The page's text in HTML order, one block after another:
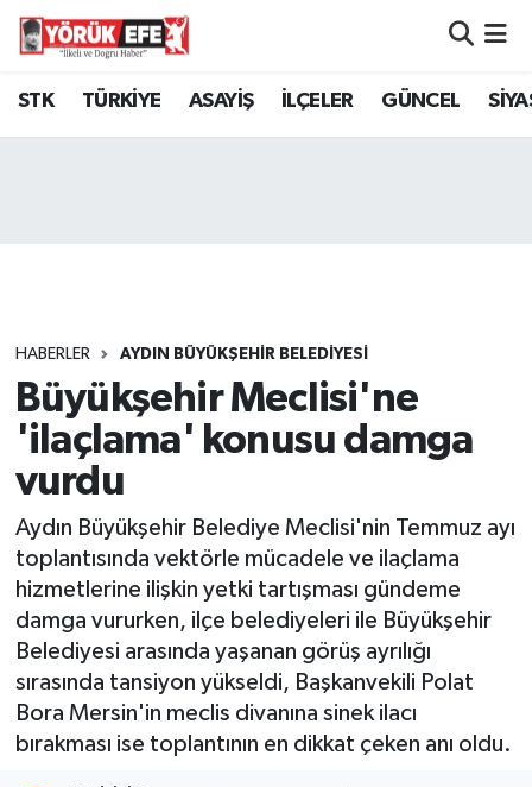
STK TÜRKİYE ASAYİŞ İLÇELER GÜNCEL
HABERLER AYDIN BÜYÜKŞEHİR BELEDİYESİ
Büyükşehir Meclisi'ne
'ilaçlama' konusu damga
vurdu
Aydın Büyükşehir Belediye Meclisi'nin Temmuz ayı
toplantısında vektörle mücadele ve ilaçlama
hizmetlerine ilişkin yetki tartışması gündeme
damga vururken, ilçe belediyeleri ile Büyükşehir
Belediyesi arasında yaşanan görüş ayrılığı
sırasında tansiyon yükseldi, Başkanvekili Polat
Bora Mersin'in meclis divanına sinek ilacı
bırakması ise toplantının en dikkat çeken anı oldu.
Aydın Nöbetçi Eczaneler
Tüm Manşetler
Son Dakika Haberleri
Haber Arşivi